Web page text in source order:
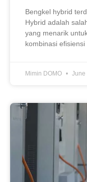
Bengkel hybrid
Hybrid adalah
yang menarik
kombinasi efisiensi
Mimin DOMO June